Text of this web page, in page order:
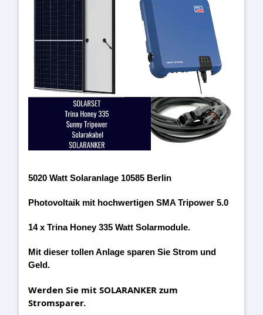
5020 Watt Solaranlage 10585 Berlin
Photovoltaik mit hochwertigen SMA Tripower 5.0
14 x Trina Honey 335 Watt Solarmodule.
Mit dieser tollen Anlage sparen Sie Strom und
Geld.
Werden Sie mit SOLARANKER zum
Stromsparer.